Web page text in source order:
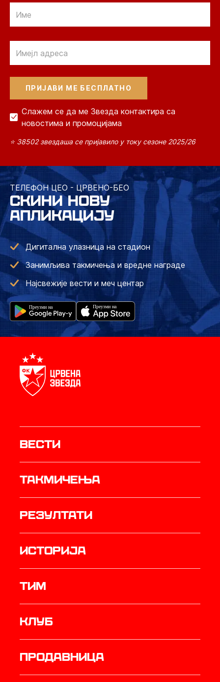
Слажем се да ме Звезда контактира са
новостима и промоцијама
⭐ 38502 звездаша се пријавило у току сезоне 2025/26
ТЕЛЕФОН ЦЕО - ЦРВЕНО-БЕО
СКИНИ НОВУ
АПЛИКАЦИЈУ
Дигитална улазница на стадион
Занимљива такмичења и вредне награде
Најсвежије вести и меч центар
Вести
Такмичења
резултати
историја
ТИМ
Клуб
продавница